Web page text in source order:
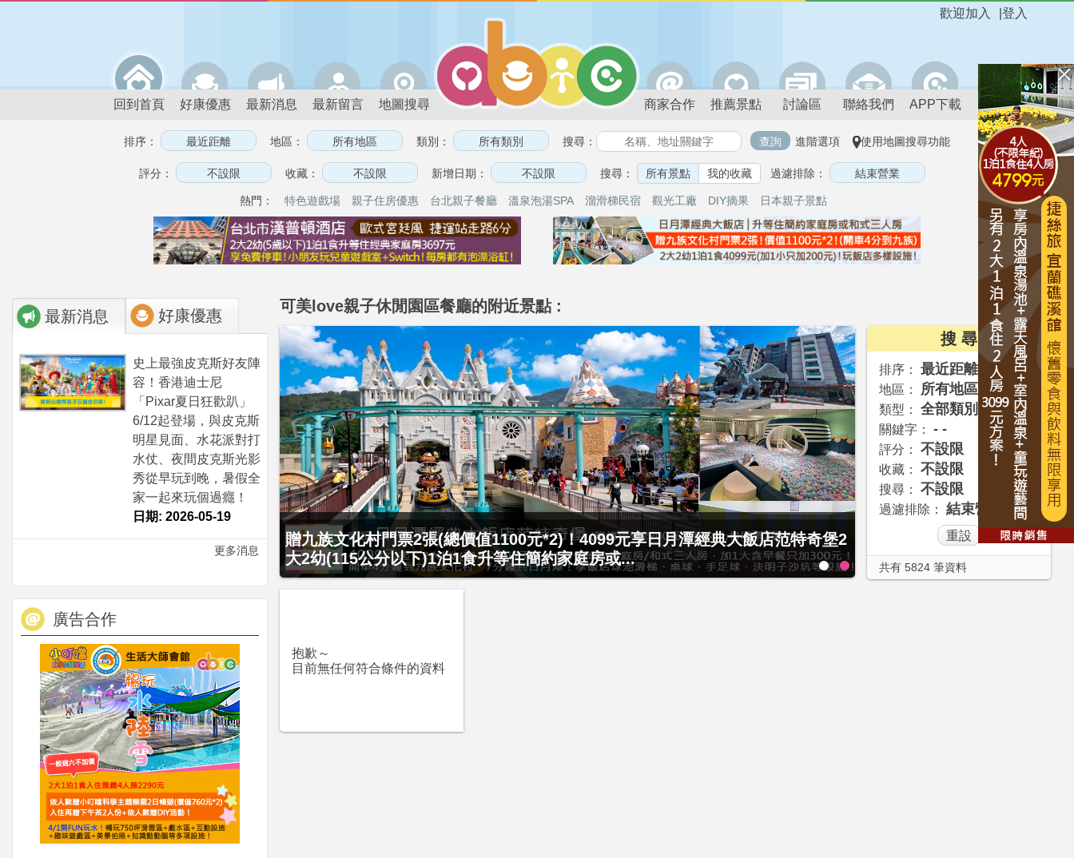
登入
歡迎加入
回到首頁 好康優惠 最新消息 最新留言 地圖搜尋 商家合作 推薦景點 討論區 聯絡我們 APP下載
排序： 地區： 類別： 搜尋： 進階選項 使用地圖搜尋功能
評分： 收藏： 新增日期： 搜尋： 所有景點 我的收藏 過濾排除：
熱門： 特色遊戲場 親子住房優惠 台北親子餐廳 溫泉泡湯SPA 溜滑梯民宿 觀光工廠 DIY摘果 日本親子景點
最新消息 好康優惠
史上最強皮克斯好友陣
容！香港迪士尼
「Pixar夏日狂歡趴」
6/12起登場，與皮克斯
明星見面、水花派對打
水仗、夜間皮克斯光影
秀從早玩到晚，暑假全
家一起來玩個過癮！
日期: 2026-05-19
更多消息
廣告合作
可美love親子休閒園區餐廳的附近景點 :
只賣4天，要訂要快！捷絲旅-宜蘭礁溪館3099元起享2大1幼1泊1食住雙人房！
4799元起享4人1泊1食住4人房！享房內大型溫泉湯池、...
贈九族文化村門票2張(總價值1100元*2)！4099元享日月潭經典大飯店范特奇堡2
大2幼(115公分以下)1泊1食升等住簡約家庭房或...
搜 尋
排序： 最近距離
地區： 所有地區
類型： 全部類別
關鍵字： - -
評分： 不設限
收藏： 不設限
搜尋： 不設限
過濾排除： 結束營業
共有 5824 筆資料
抱歉～
目前無任何符合條件的資料